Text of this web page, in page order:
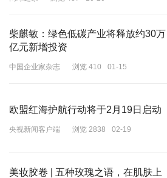
柴麒敏：绿色低碳产业将释放约30万
亿元新增投资
中国企业家杂志 浏览 410 01-15
欧盟红海护航行动将于2月19日启动
央视新闻客户端 浏览 2838 02-19
美妆胶卷 | 五种玫瑰之语，在肌肤上